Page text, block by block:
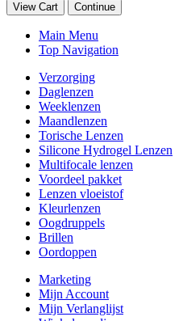
View Cart Continue
Main Menu
Top Navigation
Verzorging
Daglenzen
Weeklenzen
Maandlenzen
Torische Lenzen
Silicone Hydrogel Lenzen
Multifocale lenzen
Voordeel pakket
Lenzen vloeistof
Kleurlenzen
Oogdruppels
Brillen
Oordoppen
Marketing
Mijn Account
Mijn Verlanglijst